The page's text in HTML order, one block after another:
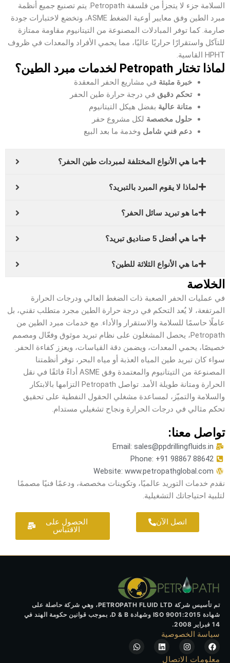
السلامة جزء لا يتجزأ من فلسفة Petropath. يتم تصنيع جميع أنظمة
مبرد الطين وفق معايير أوعية الضغط ASME، وتخضع لاختبارات جودة
صارمة. كما توفر المبادلات المصنوعة من التيتانيوم مقاومة ممتازة
للتآكل واستقرارًا حراريًا عاليًا، مما يحمي الأفراد والمعدات في ظروف
HPHT القاسية.
لماذا تختار Petropath لخدمات مبرد الطين؟
خبرة مثبتة في مشاريع الحفر المعقدة
تحكم دقيق في درجة حرارة طين الحفر
متانة عالية بفضل هيكل التيتانيوم
حلول مخصصة لكل مشروع حفر
دعم فني شامل وخدمة ما بعد البيع
ما هي الأنواع المختلفة لمبردات طين الحفر؟
لماذا لا يقوم المبرد بالتبريد؟
ما هو تبريد سائل الحفر؟
ما هي أفضل 5 صناديق تبريد؟
ما هي الأنواع الثلاثة للطين؟
الخلاصة
في عمليات الحفر الصعبة ذات الضغط العالي ودرجات الحرارة
المرتفعة، لا يُعد التحكم في درجة حرارة الطين مجرد متطلب تقني، بل
عاملًا حاسمًا للسلامة والاستقرار والأداء. مع خدمات مبرد الطين من
Petropath، يحصل المشغلون على نظام تبريد موثوق وفعّال ومصمم
خصيصًا، يحمي المعدات، ويضمن دقة القياسات، ويعزز كفاءة الحفر.
سواء كان تبريد طين المياه العذبة أو مياه البحر، توفر أنظمتنا
المصنوعة من التيتانيوم والمعتمدة وفق ASME أداءً فائقًا في نقل
الحرارة ومتانة طويلة الأمد. تواصل Petropath التزامها بالابتكار
والسلامة والتميّز، لمساعدة مشغلي الحقول النفطية على تحقيق
تحكم مثالي في درجات الحرارة ونجاح تشغيلي مستدام.
تواصل معنا:
Email: sales@ppdrillingfluids.in
Phone: +91 98867 88642
Website: www.petropathglobal.com
نقدم خدمات التوريد عالميًا، وتكوينات مخصصة، ودعمًا فنيًا مصممًا
لتلبية احتياجاتك التشغيلية.
اتصل الآن
الحصول على
الاقتباس
تم تأسيس شركة PETROPATH FLUID LTD، وهي شركة حاصلة على
شهادة ISO 9001:2015 وشهادة D & B، بموجب قوانين حكومة الهند في
14 فبراير 2008.
سياسة الخصوصية
F
a
c
I
n
s
L
i
W
h
معلومات الاتصال